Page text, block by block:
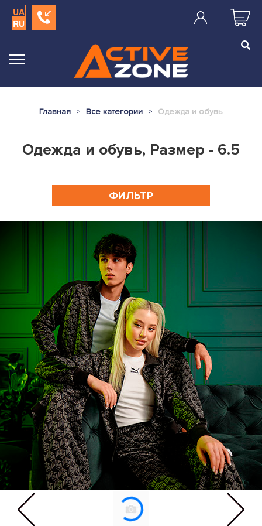
UA
RU
Главная Все категории Одежда и обувь
Одежда и обувь, Размер - 6.5
ФИЛЬТР